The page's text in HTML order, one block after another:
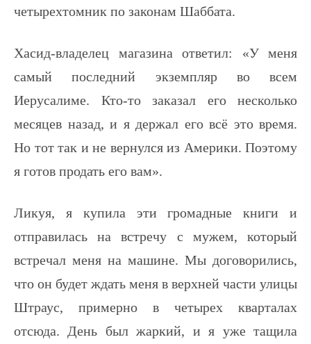
четырехтомник по законам Шаббата.
Хасид-владелец магазина ответил: «У меня
самый последний экземпляр во всем
Иерусалиме. Кто-то заказал его несколько
месяцев назад, и я держал его всё это время.
Но тот так и не вернулся из Америки. Поэтому
я готов продать его вам».
Ликуя, я купила эти громадные книги и
отправилась на встречу с мужем, который
встречал меня на машине. Мы договорились,
что он будет ждать меня в верхней части улицы
Штраус, примерно в четырех кварталах
отсюда. День был жаркий, и я уже тащила